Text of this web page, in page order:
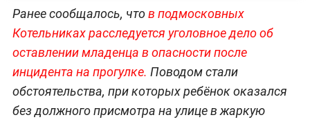
Ранее сообщалось, чтов подмосковных
Котельниках расследуется уголовное дело об
оставлении младенца в опасности после
инцидента на прогулке. Поводом стали
обстоятельства, при которых ребёнок оказался
без должного присмотра на улице в жаркую